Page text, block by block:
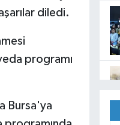
diledi.
programı
Bursa'ya